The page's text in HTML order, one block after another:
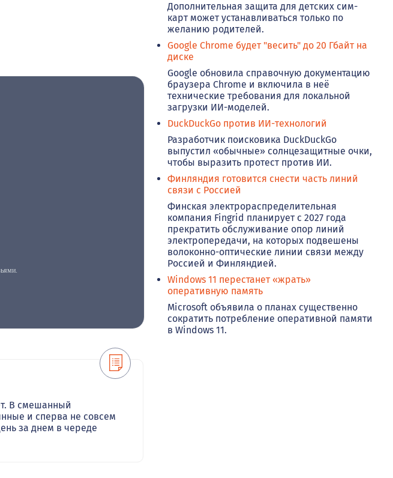
В смешанный
и сперва не совсем
за днем в череде
Дополнительная защита для детских сим-
карт может устанавливаться только по
желанию родителей.
Google Chrome будет "весить" до 20 Гбайт на
диске
Google обновила справочную документацию
браузера Chrome и включила в неё
технические требования для локальной
загрузки ИИ-моделей.
DuckDuckGo против ИИ-технологий
Разработчик поисковика DuckDuckGo
выпустил «обычные» солнцезащитные очки,
чтобы выразить протест против ИИ.
Финляндия готовится снести часть линий
связи с Россией
Финская электрораспределительная
компания Fingrid планирует с 2027 года
прекратить обслуживание опор линий
электропередачи, на которых подвешены
волоконно-оптические линии связи между
Россией и Финляндией.
Windows 11 перестанет «жрать»
оперативную память
Microsoft объявила о планах существенно
сократить потребление оперативной памяти
в Windows 11.